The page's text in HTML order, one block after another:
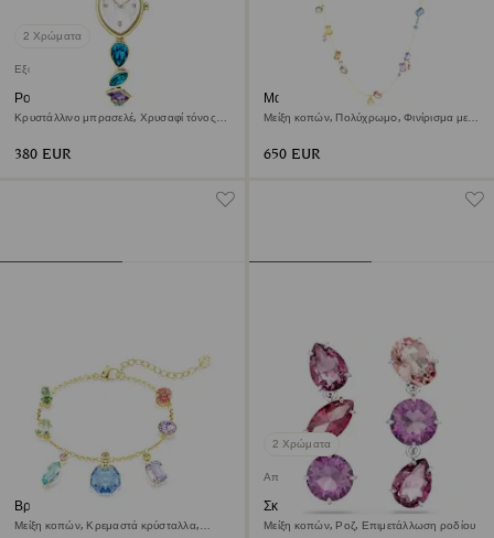
2 Χρώματα
Εξαντλήθηκε
Ρολόι Gema
Κρυστάλλινο μπρασελέ, Χρυσαφί τόνος,
380 EUR
Μακρύ κολιέ Gema
Μείξη κοπών, Πολύχρωμo, Φινίρισμα με
650 EUR
Βραχιόλι Gema
Μείξη κοπών, Κρεμαστά κρύσταλλα,
2 Χρώματα
Αποκλειστικά προϊόντα online
Σκουλαρίκια-σταγόνα Gema
Μείξη κοπών, Ροζ, Επιμετάλλωση ροδίου